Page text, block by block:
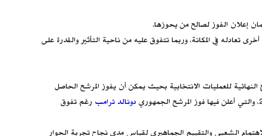
إعلان الفوز لصالح من يحوزها.
في المكانة، وربما تتفوق عليه من ناحية التأثير والقدرة على
للعمليات الانتخابية بحيث يمكن أن يفوز المرشح الحاصل
دونالد ترامب رغم تفوق
الشعبي والتقييم الجماهيري لقياس مدى نجاح تجربة الحوار